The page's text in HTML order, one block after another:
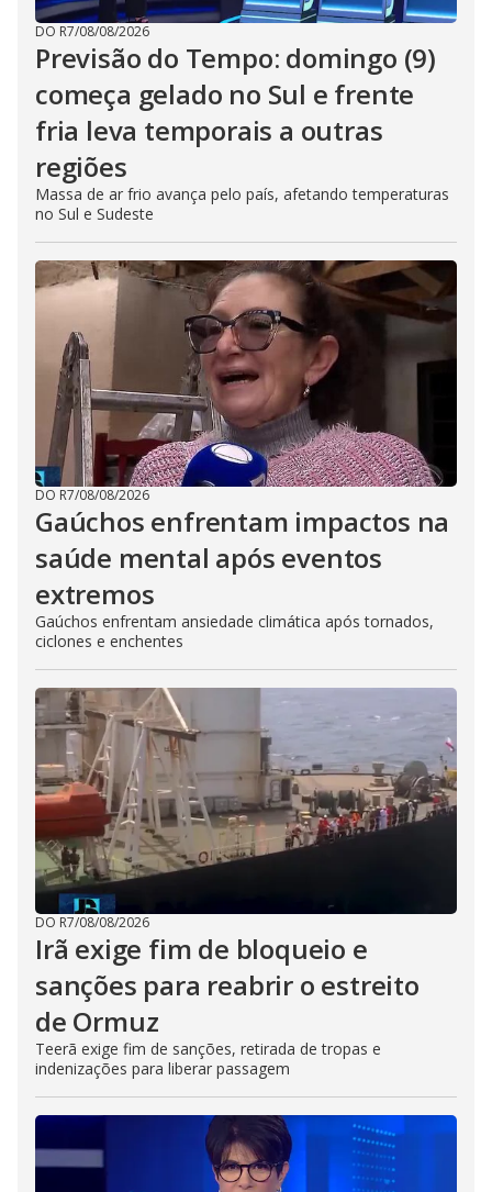
DO R7/08/08/2026
Previsão do Tempo: domingo (9)
começa gelado no Sul e frente
fria leva temporais a outras
regiões
Massa de ar frio avança pelo país, afetando temperaturas
no Sul e Sudeste
DO R7/08/08/2026
Gaúchos enfrentam impactos na
saúde mental após eventos
extremos
Gaúchos enfrentam ansiedade climática após tornados,
ciclones e enchentes
DO R7/08/08/2026
Irã exige fim de bloqueio e
sanções para reabrir o estreito
de Ormuz
Teerã exige fim de sanções, retirada de tropas e
indenizações para liberar passagem